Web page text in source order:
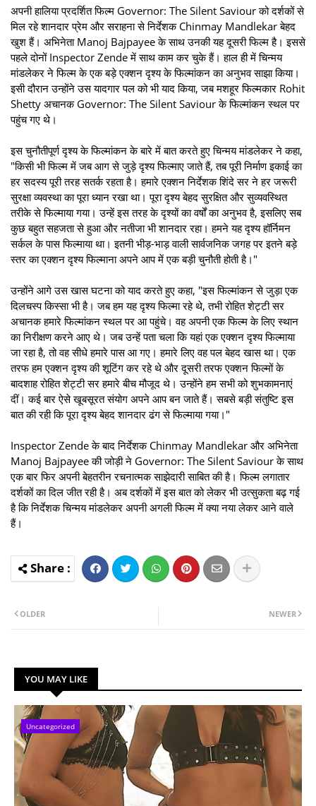
अपनी हालिया प्रदर्शित फिल्म Governor: The Silent Saviour को दर्शकों से
मिल रहे शानदार प्रेम और सराहना से निर्देशक Chinmay Mandlekar बेहद
खुश हैं। अभिनेता Manoj Bajpayee के साथ उनकी यह दूसरी फिल्म है। इससे
पहले दोनों Inspector Zende में साथ काम कर चुके हैं। हाल ही में चिन्मय
मांडलेकर ने फिल्म के एक बड़े एक्शन दृश्य के फिल्मांकन का अनुभव साझा किया।
इसी दौरान उन्होंने उस यादगार पल को भी याद किया, जब मशहूर फिल्मकार Rohit
Shetty अचानक Governor: The Silent Saviour के फिल्मांकन स्थल पर
पहुंच गए थे।
इस चुनौतीपूर्ण दृश्य के फिल्मांकन के बारे में बात करते हुए चिन्मय मांडलेकर ने कहा,
"किसी भी फिल्म में जब आग से जुड़े दृश्य फिल्माए जाते हैं, तब पूरी निर्माण इकाई का
हर सदस्य पूरी तरह सतर्क रहता है। हमारे एक्शन निर्देशक शिंदे सर ने हर जरूरी
सुरक्षा व्यवस्था का पूरा ध्यान रखा था। पूरा दृश्य बेहद सुरक्षित और सुव्यवस्थित
तरीके से फिल्माया गया। उन्हें इस तरह के दृश्यों का वर्षों का अनुभव है, इसलिए सब
कुछ बहुत सहजता से हुआ और नतीजा भी शानदार रहा। हमने यह दृश्य हॉर्निमन
सर्कल के पास फिल्माया था। इतनी भीड़-भाड़ वाली सार्वजनिक जगह पर इतने बड़े
स्तर का एक्शन दृश्य फिल्माना अपने आप में एक बड़ी चुनौती होती है।"
उन्होंने आगे उस खास घटना को याद करते हुए कहा, "इस फिल्मांकन से जुड़ा एक
दिलचस्प किस्सा भी है। जब हम यह दृश्य फिल्मा रहे थे, तभी रोहित शेट्टी सर
अचानक हमारे फिल्मांकन स्थल पर आ पहुंचे। वह अपनी एक फिल्म के लिए स्थान
का निरीक्षण करने आए थे। जब उन्हें पता चला कि यहां एक एक्शन दृश्य फिल्माया
जा रहा है, तो वह सीधे हमारे पास आ गए। हमारे लिए वह पल बेहद खास था। एक
तरफ हम एक्शन दृश्य की शूटिंग कर रहे थे और दूसरी तरफ एक्शन फिल्मों के
बादशाह रोहित शेट्टी सर हमारे बीच मौजूद थे। उन्होंने हम सभी को शुभकामनाएं
दीं। कई बार ऐसे खूबसूरत संयोग अपने आप बन जाते हैं। सबसे बड़ी संतुष्टि इस
बात की रही कि पूरा दृश्य बेहद शानदार ढंग से फिल्माया गया।"
Inspector Zende के बाद निर्देशक Chinmay Mandlekar और अभिनेता
Manoj Bajpayee की जोड़ी ने Governor: The Silent Saviour के साथ
एक बार फिर अपनी बेहतरीन रचनात्मक साझेदारी साबित की है। फिल्म लगातार
दर्शकों का दिल जीत रही है। अब दर्शकों में इस बात को लेकर भी उत्सुकता बढ़ गई
है कि निर्देशक चिन्मय मांडलेकर अपनी अगली फिल्म में क्या नया लेकर आने वाले
हैं।
NEWER
OLDER
YOU MAY LIKE
Uncategorized